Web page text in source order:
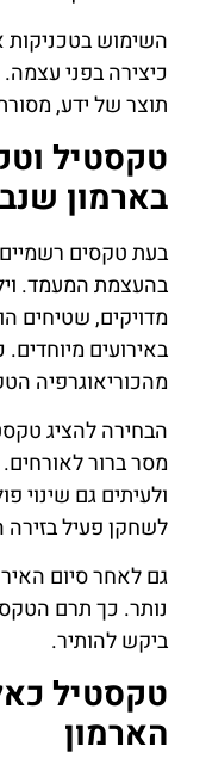
השימוש
כיצירה בפני
תוצר של ידע,
טקסטיל
בארמון
בעת טקסים
בהעצמת המעמד.
מדויקים, שטיחים
באירועים
מהכוריאוגרפיה
הבחירה להציג
מסר ברור
ולעיתים גם שינוי
לשחקן פעיל
גם לאחר סיום
נותר. כך תרם
ביקש להותיר.
טקסטיל
הארמון